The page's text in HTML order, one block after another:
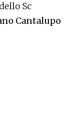
Sc
Cantalupo